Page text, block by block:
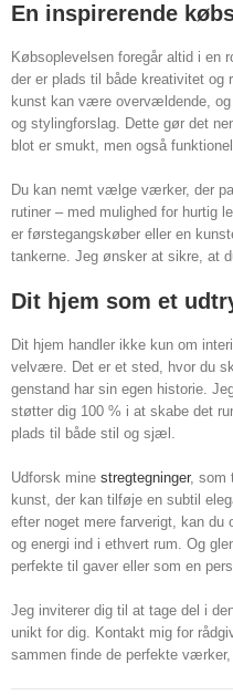
En inspirerende
Købsoplevelsen foregår altid i en
der er plads til både kreativitet og
kunst kan være overvældende, og
og stylingforslag. Dette gør det
blot er smukt, men også
Du kan nemt vælge værker, der
rutiner – med mulighed for hurtig
er førstegangskøber eller en
tankerne. Jeg ønsker at sikre, at
Dit hjem som et
Dit hjem handler ikke kun om
velvære. Det er et sted, hvor du
genstand har sin egen historie.
støtter dig 100 % i at skabe det
plads til både stil og sjæl.
Udforsk mine stregtegninger, som
kunst, der kan tilføje en subtil
efter noget mere farverigt, kan du
og energi ind i ethvert rum. Og
perfekte til gaver eller som en
Jeg inviterer dig til at tage del i
unikt for dig. Kontakt mig for
sammen finde de perfekte